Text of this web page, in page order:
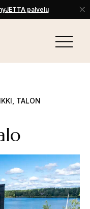
palvelu
VALIKKO
TALON